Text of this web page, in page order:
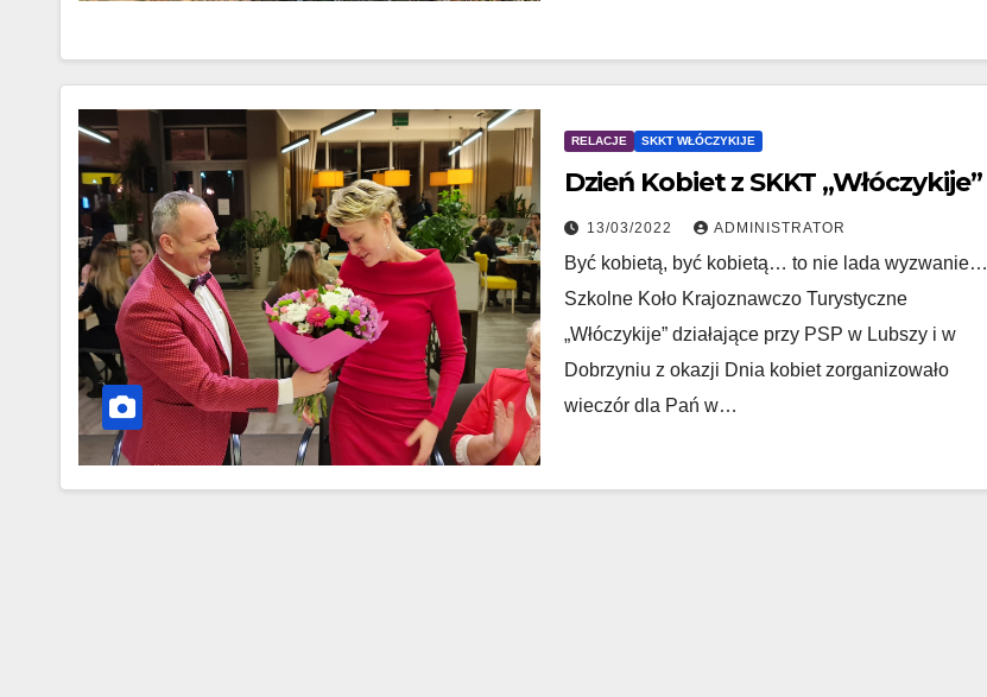
RELACJE SKKT WŁÓCZYKIJE
Dzień Kobiet z SKKT „Włóczykije”
13/03/2022 ADMINISTRATOR
Być kobietą, być kobietą… to nie lada wyzwanie…
Szkolne Koło Krajoznawczo Turystyczne
„Włóczykije” działające przy PSP w Lubszy i w
Dobrzyniu z okazji Dnia kobiet zorganizowało
wieczór dla Pań w…